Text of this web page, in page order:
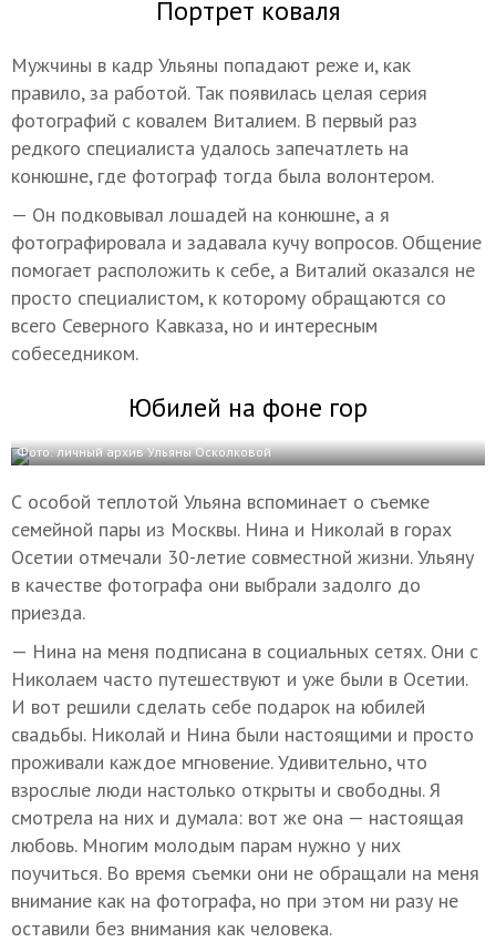
Портрет коваля
Мужчины в кадр Ульяны попадают реже и, как
правило, за работой. Так появилась целая серия
фотографий с ковалем Виталием. В первый раз
редкого специалиста удалось запечатлеть на
конюшне, где фотограф тогда была волонтером.
— Он подковывал лошадей на конюшне, а я
фотографировала и задавала кучу вопросов. Общение
помогает расположить к себе, а Виталий оказался не
просто специалистом, к которому обращаются со
всего Северного Кавказа, но и интересным
собеседником.
Юбилей на фоне гор
Фото: личный архив Ульяны Осколковой
С особой теплотой Ульяна вспоминает о съемке
семейной пары из Москвы. Нина и Николай в горах
Осетии отмечали 30-летие совместной жизни. Ульяну
в качестве фотографа они выбрали задолго до
приезда.
— Нина на меня подписана в социальных сетях. Они с
Николаем часто путешествуют и уже были в Осетии.
И вот решили сделать себе подарок на юбилей
свадьбы. Николай и Нина были настоящими и просто
проживали каждое мгновение. Удивительно, что
взрослые люди настолько открыты и свободны. Я
смотрела на них и думала: вот же она — настоящая
любовь. Многим молодым парам нужно у них
поучиться. Во время съемки они не обращали на меня
внимание как на фотографа, но при этом ни разу не
оставили без внимания как человека.